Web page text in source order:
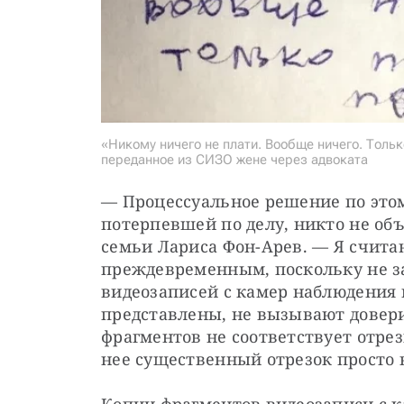
«Никому ничего не плати. Вообще ничего.
переданное из СИЗО жене через адвоката
— Процессуальное решение по
потерпевшей по делу, никто не
семьи Лариса Фон-Арев. — Я
преждевременным, поскольку не
видеозаписей с камер
представлены, не вызывают
фрагментов не соответствует
нее существенный отрезок просто